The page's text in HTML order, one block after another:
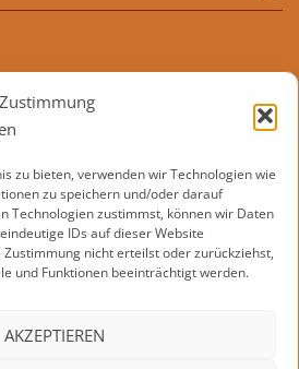
zu bieten, verwenden wir Technologien wie
zu speichern und/oder darauf
Technologien zustimmst, können wir Daten
IDs auf dieser Website
nicht erteilst oder zurückziehst,
und Funktionen beeinträchtigt werden.
AKZEPTIEREN